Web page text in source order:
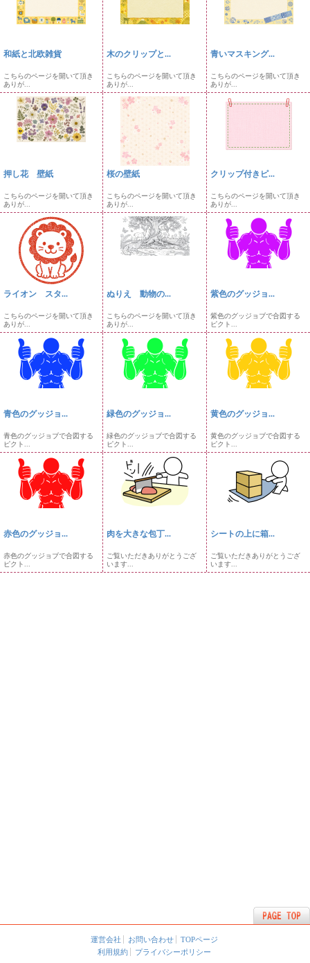
和紙と北欧雑貨
こちらのページを開いて頂き
ありが...
木のクリップと...
こちらのページを開いて頂き
ありが...
青いマスキング...
こちらのページを開いて頂き
ありが...
押し花 壁紙
こちらのページを開いて頂き
ありが...
桜の壁紙
こちらのページを開いて頂き
ありが...
クリップ付きピ...
こちらのページを開いて頂き
ありが...
ライオン スタ...
こちらのページを開いて頂き
ありが...
ぬりえ 動物の...
こちらのページを開いて頂き
ありが...
紫色のグッジョ...
紫色のグッジョブで合図する
ピクト...
青色のグッジョ...
青色のグッジョブで合図する
ピクト...
緑色のグッジョ...
緑色のグッジョブで合図する
ピクト...
黄色のグッジョ...
黄色のグッジョブで合図する
ピクト...
赤色のグッジョ...
赤色のグッジョブで合図する
ピクト...
肉を大きな包丁...
ご覧いただきありがとうござ
います...
シートの上に箱...
ご覧いただきありがとうござ
います...
運営会社 お問い合わせ
TOPページ
利用規約
プライバシーポリシー